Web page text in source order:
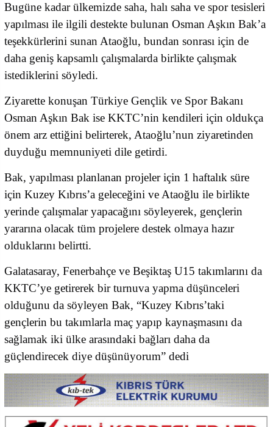
Bugüne kadar ülkemizde saha, halı saha ve spor tesisleri
yapılması ile ilgili destekte bulunan Osman Aşkın Bak’a
teşekkürlerini sunan Ataoğlu, bundan sonrası için de
daha geniş kapsamlı çalışmalarda birlikte çalışmak
istediklerini söyledi.
Ziyarette konuşan Türkiye Gençlik ve Spor Bakanı
Osman Aşkın Bak ise KKTC’nin kendileri için oldukça
önem arz ettiğini belirterek, Ataoğlu’nun ziyaretinden
duyduğu memnuniyeti dile getirdi.
Bak, yapılması planlanan projeler için 1 haftalık süre
için Kuzey Kıbrıs’a geleceğini ve Ataoğlu ile birlikte
yerinde çalışmalar yapacağını söyleyerek, gençlerin
yararına olacak tüm projelere destek olmaya hazır
olduklarını belirtti.
Galatasaray, Fenerbahçe ve Beşiktaş U15 takımlarını da
KKTC’ye getirerek bir turnuva yapma düşünceleri
olduğunu da söyleyen Bak, “Kuzey Kıbrıs’taki
gençlerin bu takımlarla maç yapıp kaynaşmasını da
sağlamak iki ülke arasındaki bağları daha da
güçlendirecek diye düşünüyorum” dedi